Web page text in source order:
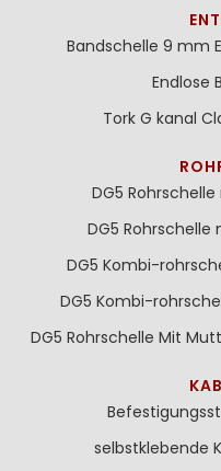
Bandschelle 9 mm
Endlose
Tork G kanal
DG5
DG5
DG5 Kombi-
DG5 Kombi-
DG5 Rohrschelle Mit
selbstklebende